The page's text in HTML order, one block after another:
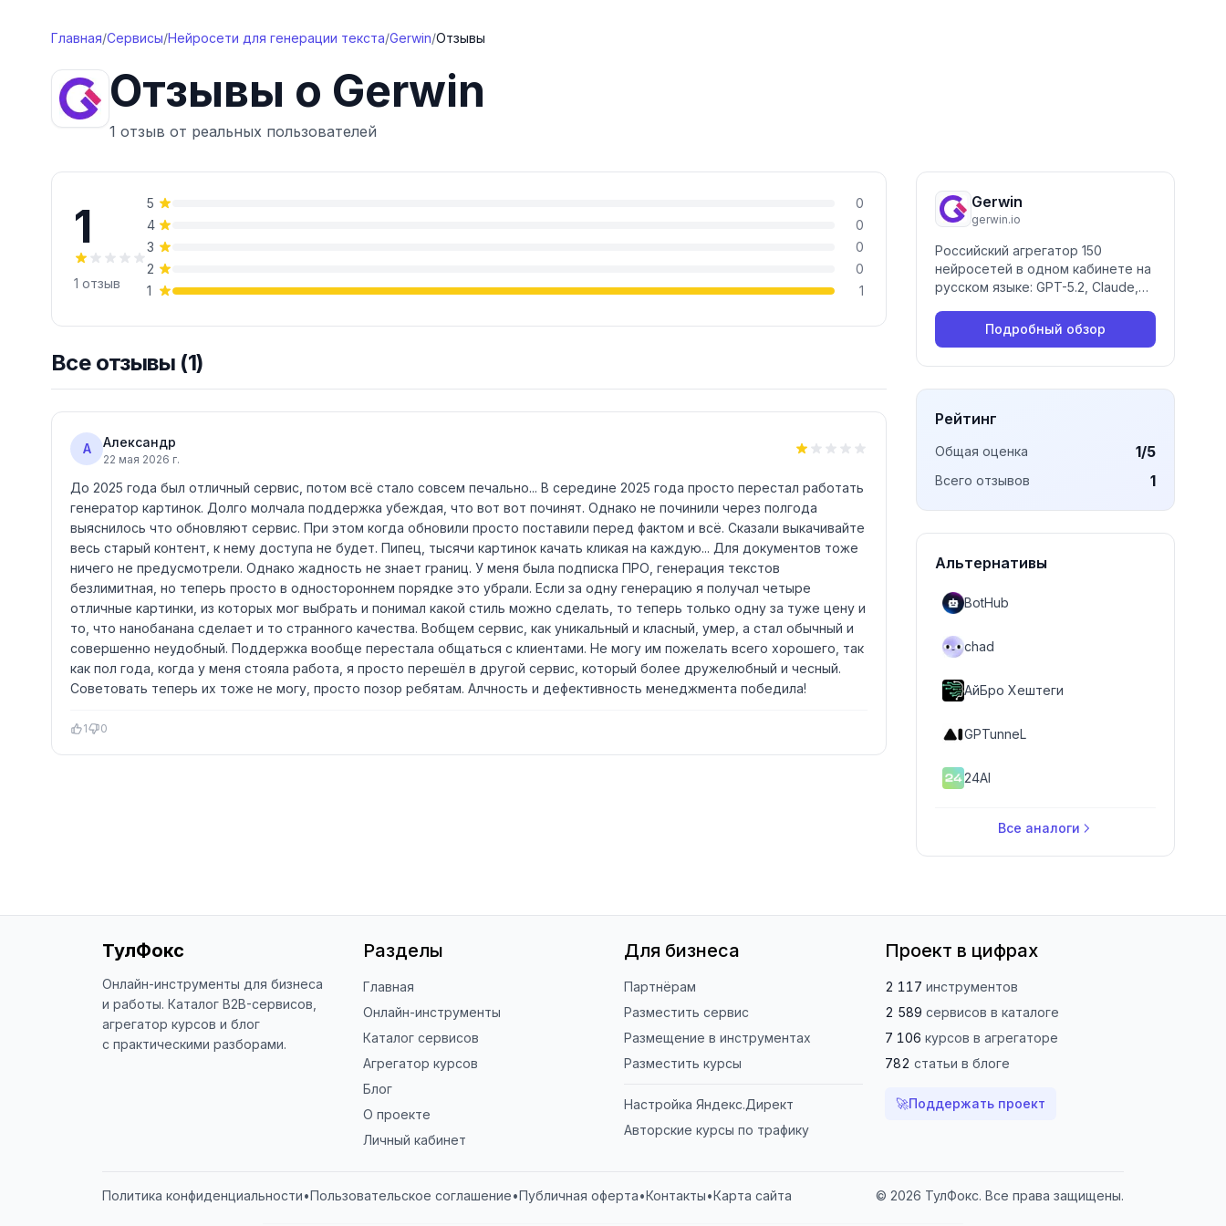
Главная/Сервисы/Нейросети для генерации текста/Gerwin/Отзывы
Отзывы о Gerwin
1 отзыв от реальных пользователей
1
1 отзыв
5
0
4
0
3
0
2
0
1
1
Все отзывы (1)
А Александр
22 мая 2026 г.
До 2025 года был отличный сервис, потом всё стало совсем печально... В середине 2025 года просто перестал работать
генератор картинок. Долго молчала поддержка убеждая, что вот вот починят. Однако не починили через полгода
выяснилось что обновляют сервис. При этом когда обновили просто поставили перед фактом и всё. Сказали выкачивайте
весь старый контент, к нему доступа не будет. Пипец, тысячи картинок качать кликая на каждую... Для документов тоже
ничего не предусмотрели. Однако жадность не знает границ. У меня была подписка ПРО, генерация текстов
безлимитная, но теперь просто в одностороннем порядке это убрали. Если за одну генерацию я получал четыре
отличные картинки, из которых мог выбрать и понимал какой стиль можно сделать, то теперь только одну за туже цену и
то, что нанобанана сделает и то странного качества. Вобщем сервис, как уникальный и класный, умер, а стал обычный и
совершенно неудобный. Поддержка вообще перестала общаться с клиентами. Не могу им пожелать всего хорошего, так
как пол года, когда у меня стояла работа, я просто перешёл в другой сервис, который более дружелюбный и чесный.
Советовать теперь их тоже не могу, просто позор ребятам. Алчность и дефективность менеджмента победила!
1 0
Gerwin
gerwin.io
Российский агрегатор 150
нейросетей в одном кабинете на
русском языке: GPT-5.2, Claude,
Banana Pro и Suno. Кредитная
оплата без подписки.
Подробный обзор
Рейтинг
Общая оценка 1/5
Всего отзывов 1
Альтернативы
BotHub
chad
АйБро Хештеги
GPTunneL
24AI
Все аналоги
ТулФокс
Онлайн-инструменты для бизнеса
и работы. Каталог B2B-сервисов,
агрегатор курсов и блог
с практическими разборами.
Разделы
Главная
Онлайн-инструменты
Каталог сервисов
Агрегатор курсов
Блог
О проекте
Личный кабинет
Для бизнеса
Партнёрам
Разместить сервис
Размещение в инструментах
Разместить курсы
Настройка Яндекс.Директ
Авторские курсы по трафику
Проект в цифрах
2 117 инструментов
2 589 сервисов в каталоге
7 106 курсов в агрегаторе
782 статьи в блоге
🚀Поддержать проект
Политика конфиденциальности•Пользовательское соглашение•Публичная оферта•Контакты•Карта сайта © 2026 ТулФокс. Все права защищены.